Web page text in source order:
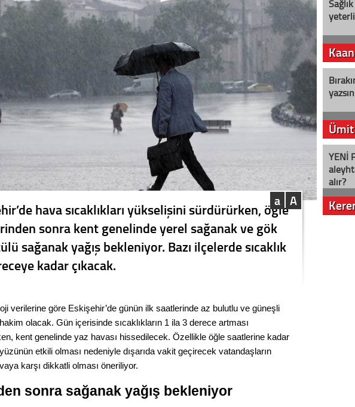
A
a
hava sıcaklıkları yükselişini sürdürürken, öğle
sonra kent genelinde yerel sağanak ve gök
sağanak yağış bekleniyor. Bazı ilçelerde sıcaklık
kadar çıkacak.
verilerine göre Eskişehir’de günün ilk saatlerinde az bulutlu ve güneşli
olacak. Gün içerisinde sıcaklıkların 1 ila 3 derece artması
kent genelinde yaz havası hissedilecek. Özellikle öğle saatlerine kadar
etkili olması nedeniyle dışarıda vakit geçirecek vatandaşların
karşı dikkatli olması öneriliyor.
sonra sağanak yağış bekleniyor
yazsın
YENİ
alır?